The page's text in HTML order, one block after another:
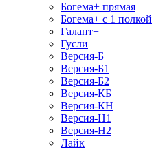
Богема+ прямая
Богема+ с 1 полкой
Галант+
Гусли
Версия-Б
Версия-Б1
Версия-Б2
Версия-КБ
Версия-КН
Версия-Н1
Версия-Н2
Лайк